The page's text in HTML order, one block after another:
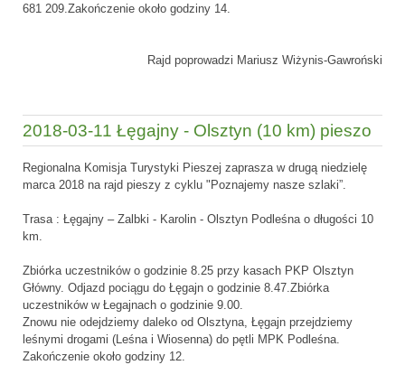
681 209.Zakończenie około godziny 14.
Rajd poprowadzi Mariusz Wiżynis-Gawroński
2018-03-11 Łęgajny - Olsztyn (10 km) pieszo
Regionalna Komisja Turystyki Pieszej zaprasza w drugą niedzielę
marca 2018 na rajd pieszy z cyklu "Poznajemy nasze szlaki”.
Trasa : Łęgajny – Zalbki - Karolin - Olsztyn Podleśna o długości 10
km.
Zbiórka uczestników o godzinie 8.25 przy kasach PKP Olsztyn
Główny. Odjazd pociągu do Łęgajn o godzinie 8.47.Zbiórka
uczestników w Łegajnach o godzinie 9.00.
Znowu nie odejdziemy daleko od Olsztyna, Łęgajn przejdziemy
leśnymi drogami (Leśna i Wiosenna) do pętli MPK Podleśna.
Zakończenie około godziny 12.